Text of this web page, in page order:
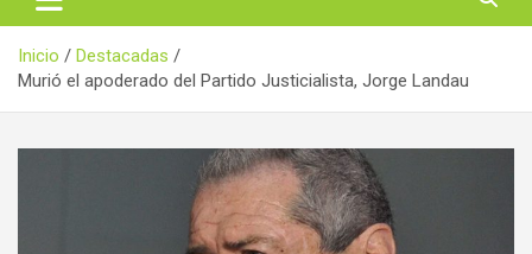
Inicio
Destacadas
Murió el apoderado del Partido Justicialista, Jorge Landau